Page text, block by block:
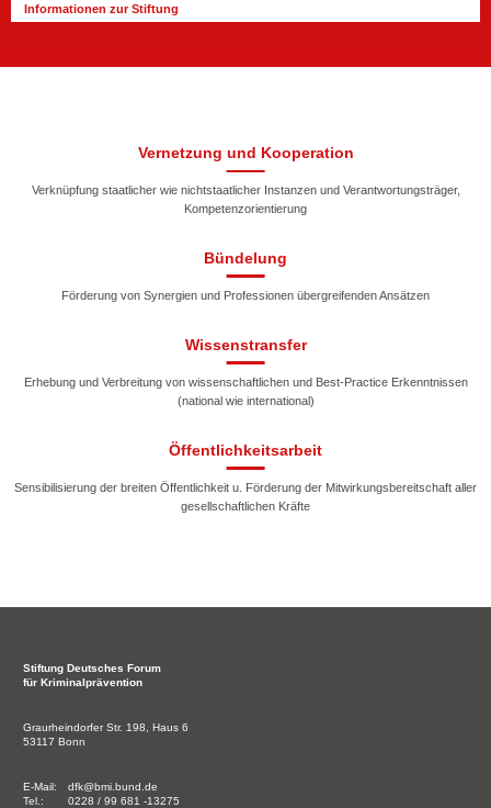
Informationen zur Stiftung
Vernetzung und Kooperation
Verknüpfung staatlicher wie nichtstaatlicher Instanzen und Verantwortungsträger,
Kompetenzorientierung
Bündelung
Förderung von Synergien und Professionen übergreifenden Ansätzen
Wissenstransfer
Erhebung und Verbreitung von wissenschaftlichen und Best-Practice Erkenntnissen
(national wie international)
Öffentlichkeitsarbeit
Sensibilisierung der breiten Öffentlichkeit u. Förderung der Mitwirkungsbereitschaft aller
gesellschaftlichen Kräfte
Stiftung Deutsches Forum
für Kriminalprävention
Graurheindorfer Str. 198, Haus 6
53117 Bonn
E-Mail:
dfk@bmi.bund.de
Tel.:
0228 / 99 681 -13275